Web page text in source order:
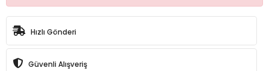
Hızlı Gönderi
Güvenli Alışveriş